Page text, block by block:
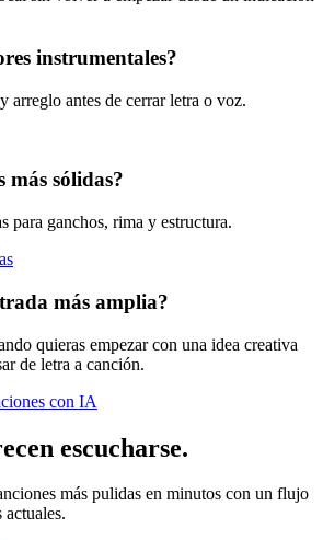
instrumentales?
arreglo antes de cerrar letra o voz.
más sólidas?
para ganchos, rima y estructura.
más amplia?
quieras empezar con una idea creativa
de letra a canción.
con IA
escucharse.
más pulidas en minutos con un flujo
actuales.